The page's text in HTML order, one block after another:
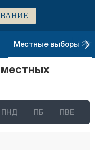
Местные выборы
ПНД ПБ ПВЕ